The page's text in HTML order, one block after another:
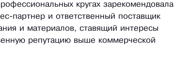
кругах зарекомендовала
партнер и ответственный поставщик
и материалов, ставящий интересы
репутацию выше коммерческой